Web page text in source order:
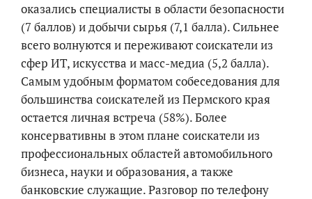
оказались специалисты в области безопасности
(7 баллов) и добычи сырья (7,1 балла). Сильнее
всего волнуются и переживают соискатели из
сфер ИТ, искусства и масс-медиа (5,2 балла).
Самым удобным форматом собеседования для
большинства соискателей из Пермского края
остается личная встреча (58%). Более
консервативны в этом плане соискатели из
профессиональных областей автомобильного
бизнеса, науки и образования, а также
банковские служащие. Разговор по телефону